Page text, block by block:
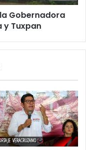
Gobernadora
y Tuxpan